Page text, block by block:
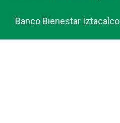
Banco Bienestar Iztacalco